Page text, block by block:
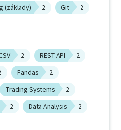
(základy)
2 Git 2
2 REST API
2
Pandas
2
Trading Systems
2
2 Data Analysis 2